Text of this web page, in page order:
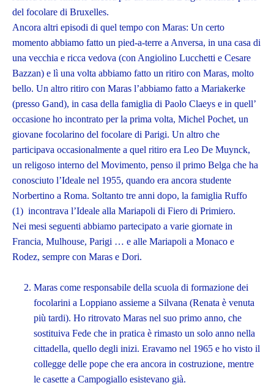
del focolare di Bruxelles.
Ancora altri episodi di quel tempo con Maras: Un certo
momento abbiamo fatto un pied-a-terre a Anversa, in una casa di
una vecchia e ricca vedova (con Angiolino Lucchetti e Cesare
Bazzan) e lì una volta abbiamo fatto un ritiro con Maras, molto
bello. Un altro ritiro con Maras l’abbiamo fatto a Mariakerke
(presso Gand), in casa della famiglia di Paolo Claeys e in quell’
occasione ho incontrato per la prima volta, Michel Pochet, un
giovane focolarino del focolare di Parigi. Un altro che
participava occasionalmente a quel ritiro era Leo De Muynck,
un religoso interno del Movimento, penso il primo Belga che ha
conosciuto l’Ideale nel 1955, quando era ancora studente
Norbertino a Roma. Soltanto tre anni dopo, la famiglia Ruffo
(1) incontrava l’Ideale alla Mariapoli di Fiero di Primiero.
Nei mesi seguenti abbiamo partecipato a varie giornate in
Francia, Mulhouse, Parigi … e alle Mariapoli a Monaco e
Rodez, sempre con Maras e Dori.
Maras come responsabile della scuola di formazione dei
focolarini a Loppiano assieme a Silvana (Renata è venuta
più tardi). Ho ritrovato Maras nel suo primo anno, che
sostituiva Fede che in pratica è rimasto un solo anno nella
cittadella, quello degli inizi. Eravamo nel 1965 e ho visto il
collegge delle pope che era ancora in costruzione, mentre
le casette a Campogiallo esistevano già.